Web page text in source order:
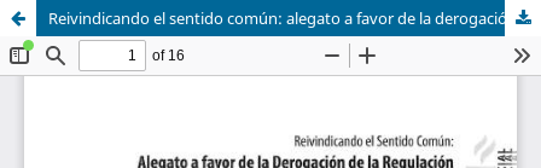
Reivindicando el sentido común: alegato a favor de la derogación de la regulación de la invitación a ofrecer en el Código civil de 1984